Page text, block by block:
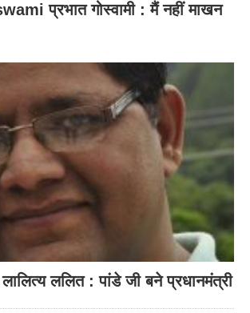
प्रभात गोस्वामी : मैं नहीं माखन
ललित : पांडे जी बने प्रधानमंत्री